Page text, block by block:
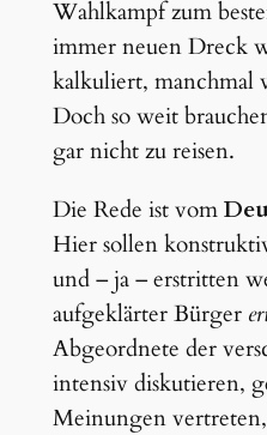
Wahlkampf zum
immer neuen Dreck
kalkuliert, manchmal
Doch so weit
gar nicht zu reisen.
Die Rede ist vom
Hier sollen
und – ja – erstritten
aufgeklärter Bürger
Abgeordnete der
intensiv diskutieren,
Meinungen